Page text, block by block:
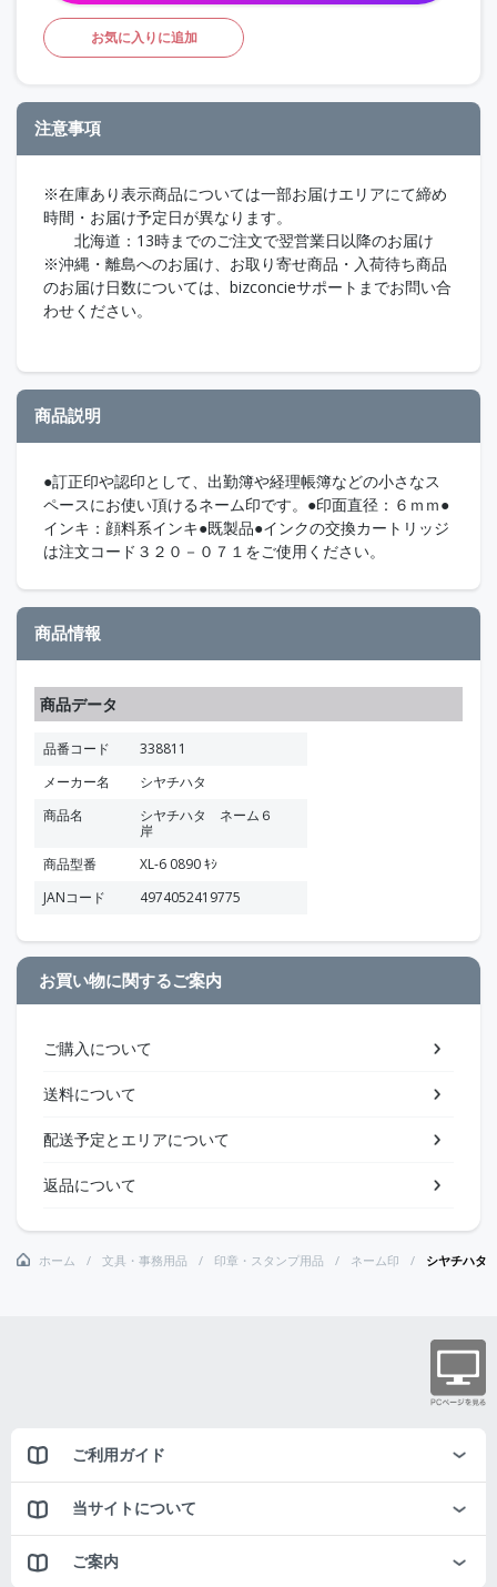
お気に入りに追加
注意事項
※在庫あり表示商品については一部お届けエリアにて締め
時間・お届け予定日が異なります。
北海道：13時までのご注文で翌営業日以降のお届け
※沖縄・離島へのお届け、お取り寄せ商品・入荷待ち商品
のお届け日数については、bizconcieサポートまでお問い合
わせください。
商品説明
●訂正印や認印として、出勤簿や経理帳簿などの小さなス
ペースにお使い頂けるネーム印です。●印面直径：６ｍｍ●
インキ：顔料系インキ●既製品●インクの交換カートリッジ
は注文コード３２０－０７１をご使用ください。
商品情報
商品データ
品番コード
338811
メーカー名
シヤチハタ
商品名
シヤチハタ ネーム６
岸
商品型番
XL-6 0890 ｷｼ
JANコード
4974052419775
お買い物に関するご案内
ご購入について
送料について
配送予定とエリアについて
返品について
ホーム 文具・事務用品 印章・スタンプ用品 ネーム印 シヤチハ
ご利用ガイド
当サイトについて
ご案内